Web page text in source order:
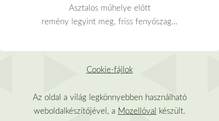
Asztalos műhelye előtt
remény legyint meg, friss fenyőszag...
Cookie-fájlok
Az oldal a világ legkönnyebben használható
weboldalkészítőjével, a Mozellóval készült.